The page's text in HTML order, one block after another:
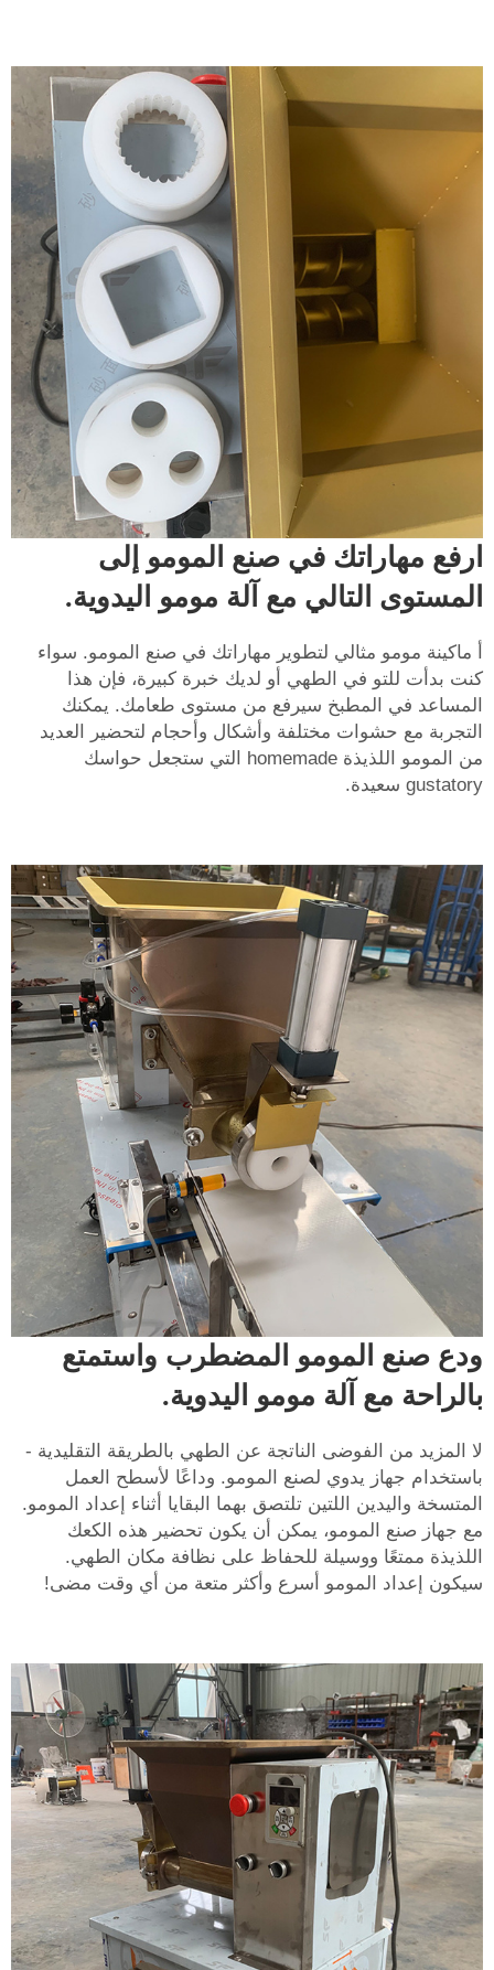
ارفع مهاراتك في صنع المومو إلى
المستوى التالي مع آلة مومو اليدوية.
ماكينة مومو مثالي لتطوير مهاراتك في صنع المومو. سواء
كنت بدأت للتو في الطهي أو لديك خبرة كبيرة، فإن هذا
المساعد في المطبخ سيرفع من مستوى طعامك. يمكنك
التجربة مع حشوات مختلفة وأشكال وأحجام لتحضير العديد
من المومو اللذيذة homemade التي ستجعل حواسك
gustatory سعيدة.
ودع صنع المومو المضطرب واستمتع
بالراحة مع آلة مومو اليدوية.
لا المزيد من الفوضى الناتجة عن الطهي بالطريقة التقليدية -
باستخدام جهاز يدوي لصنع المومو. وداعًا لأسطح العمل
المتسخة واليدين اللتين تلتصق بهما البقايا أثناء إعداد المومو.
مع جهاز صنع المومو، يمكن أن يكون تحضير هذه الكعك
اللذيذة ممتعًا ووسيلة للحفاظ على نظافة مكان الطهي.
سيكون إعداد المومو أسرع وأكثر متعة من أي وقت مضى!